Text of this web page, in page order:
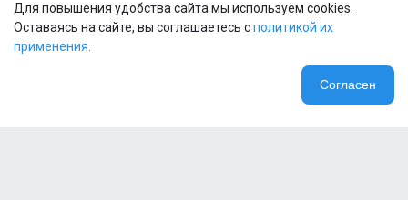
Для повышения удобства сайта мы используем cookies.
Оставаясь на сайте, вы соглашаетесь сполитикой их
применения.
Согласен